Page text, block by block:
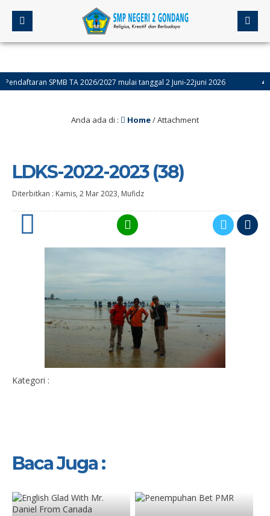
SPMB TA 2026/2027 mulai tanggal 2 Juni-22juni 2026 4
Anda ada di : Home/ Attachment
LDKS-2022-2023 (38)
Diterbitkan : Kamis, 2 Mar 2023, Mufidz
Kategori :
Baca Juga :